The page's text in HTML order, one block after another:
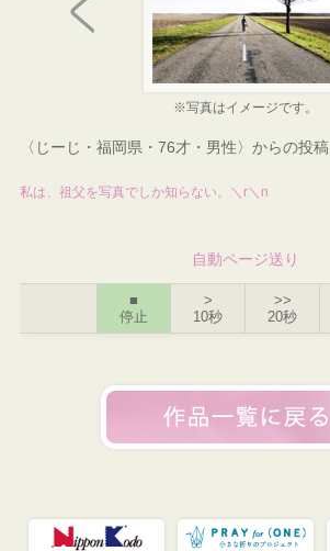
※写真はイメージです。
〈じーじ・福岡県・76才・男性〉からの投稿
私は、祖父を写真でしか知らない。＼r＼n
自動ページ送り
■
停止
>
10秒
>>
20秒